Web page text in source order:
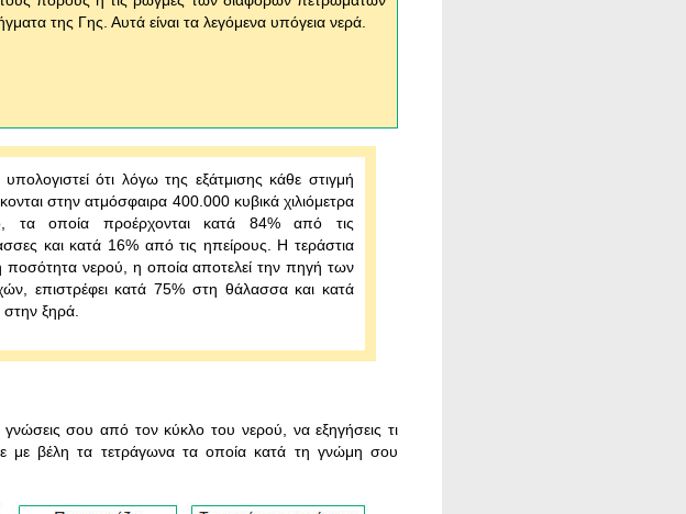
της Γης. Αυτά είναι τα λεγόμενα υπόγεια νερά.
υπολογιστεί ότι λόγω της εξάτμισης κάθε στιγμή
στην ατμόσφαιρα 400.000 κυβικά χιλιόμετρα
τα οποία προέρχονται κατά 84% από τις
και κατά 16% από τις ηπείρους. Η τεράστια
ποσότητα νερού, η οποία αποτελεί την πηγή των
επιστρέφει κατά 75% στη θάλασσα και κατά
ξηρά.
σου από τον κύκλο του νερού, να εξηγήσεις τι
με βέλη τα τετράγωνα τα οποία κατά τη γνώμη σου